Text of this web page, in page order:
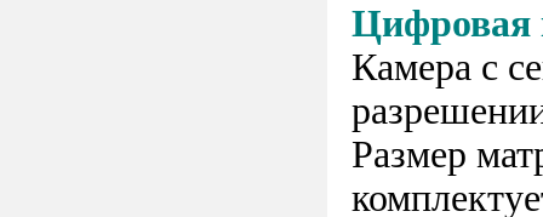
Цифровая
Камера с
Размер